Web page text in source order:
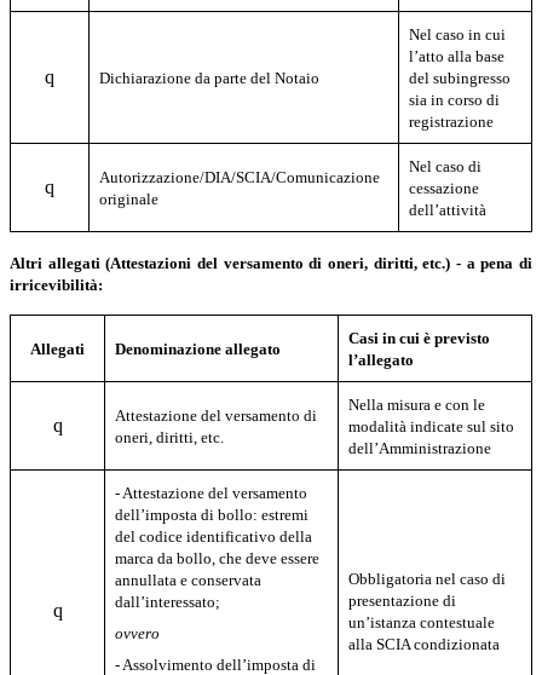
q Dichiarazione da parte del Notaio
Nel caso in cui
l’atto alla base
del subingresso
sia in corso di
registrazione
q Autorizzazione/DIA/SCIA/Comunicazione
originale
Nel caso di
cessazione
dell’attività
Altri allegati (Attestazioni del versamento di oneri, diritti, etc.) - a pena di
irricevibilità:
Allegati Denominazione allegato
Casi in cui è previsto
l’allegato
q
Attestazione del versamento di
oneri, diritti, etc.
Nella misura e con le
modalità indicate sul sito
dell’Amministrazione
q
- Attestazione del versamento
dell’imposta di bollo: estremi
del codice identificativo della
marca da bollo, che deve essere
annullata e conservata
dall’interessato;
ovvero
- Assolvimento dell’imposta di
Obbligatoria nel caso di
presentazione di
un’istanza contestuale
alla SCIA condizionata